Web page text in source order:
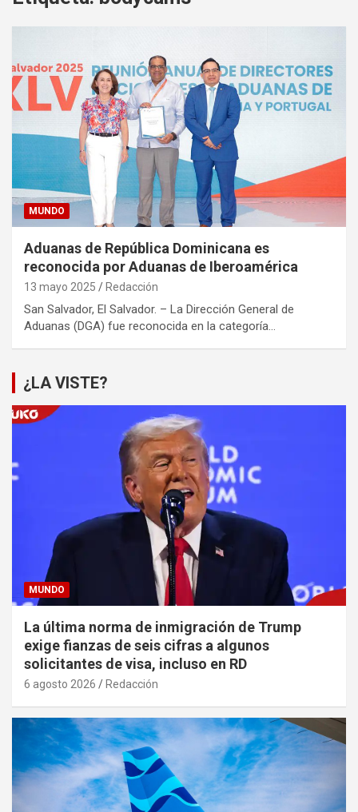
MUNDO
Aduanas de República Dominicana es
reconocida por Aduanas de Iberoamérica
13 mayo 2025 Redacción
San Salvador, El Salvador. – La Dirección General de
Aduanas (DGA) fue reconocida en la categoría…
¿LA VISTE?
MUNDO
La última norma de inmigración de Trump
exige fianzas de seis cifras a algunos
solicitantes de visa, incluso en RD
6 agosto 2026 Redacción